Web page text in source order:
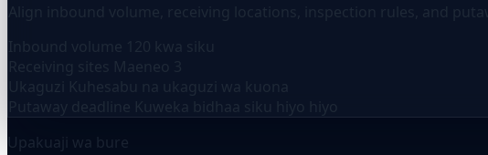
Align inbound volume, receiving locations, inspection rules, and
Inbound volume
120 kwa siku
Receiving sites
Maeneo 3
Ukaguzi
Kuhesabu na ukaguzi wa kuona
Putaway deadline
Kuweka bidhaa siku hiyo hiyo
Upakuaji wa bure